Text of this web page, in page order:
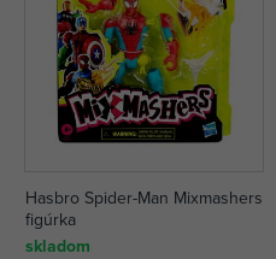
Hasbro Spider-Man Mixmashers
figúrka
skladom